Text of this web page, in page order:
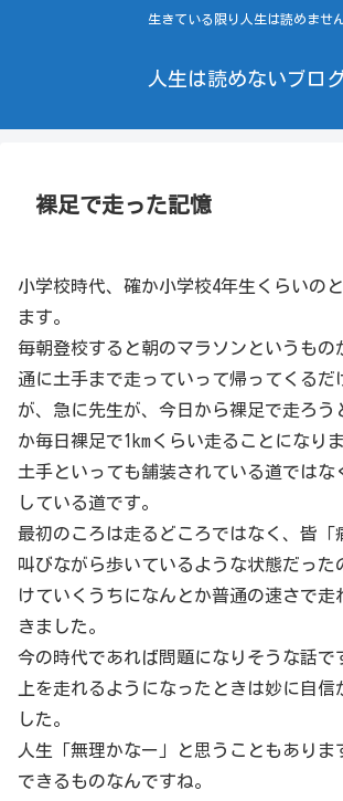
生きている限り人生は読めませ
人生は読めないブロ
裸足で走った記憶
小学校時代、確か小学校4年生くらいの
ます。
毎朝登校すると朝のマラソンというもの
通に土手まで走っていって帰ってくるだ
が、急に先生が、今日から裸足で走ろう
か毎日裸足で1kmくらい走ることになりま
土手といっても舗装されている道ではな
している道です。
最初のころは走るどころではなく、皆「
叫びながら歩いているような状態だった
けていくうちになんとか普通の速さで走
きました。
今の時代であれば問題になりそうな話で
上を走れるようになったときは妙に自
した。
人生「無理かなー」と思うこともありま
できるものなんですね。